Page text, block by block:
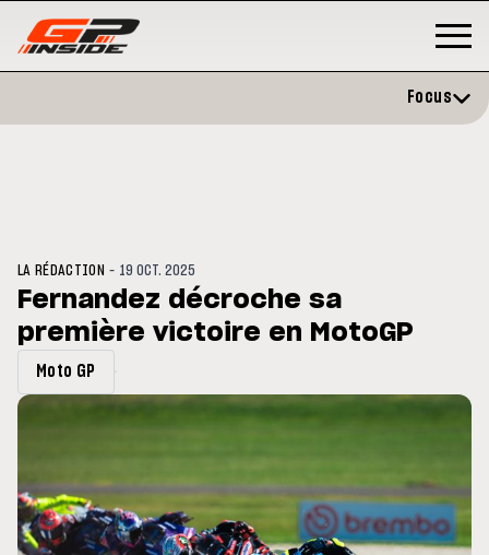
du GP de Grande-
MOTO GP
Focus
LA RÉDACTION - 19 OCT. 2025
Fernandez décroche sa
première victoire en MotoGP
Moto GP